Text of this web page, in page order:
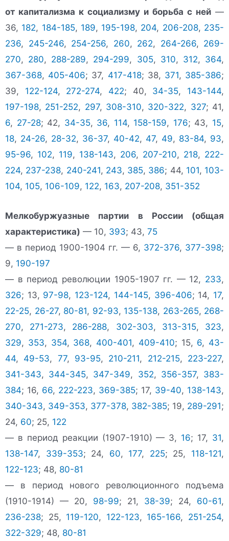
от капитализма к социализму и борьба с ней —
36, 182, 184-185, 189, 195-198, 204, 206-208, 235-
236, 245-246, 254-256, 260, 262, 264-266, 269-
270, 280, 288-289, 294-299, 305, 310, 312, 364,
367-368, 405-406; 37, 417-418; 38, 371, 385-386;
39, 122-124, 272-274, 422; 40, 34-35, 143-144,
197-198, 251-252, 297, 308-310, 320-322, 327; 41,
6, 27-28; 42, 34-35, 36, 114, 158-159, 176; 43, 15,
18, 24-26, 28-32, 36-37, 40-42, 47, 49, 83-84, 93,
95-96, 102, 119, 138-143, 206, 207-210, 218, 222-
224, 237-238, 240-241, 243, 385, 386; 44, 101, 103-
104, 105, 106-109, 122, 163, 207-208, 351-352
Мелкобуржуазные партии в России (общая
характеристика) — 10, 393; 43, 75
— в период 1900-1904 гг. — 6, 372-376, 377-398;
9, 190-197
— в период революции 1905-1907 гг. — 12, 233,
326; 13, 97-98, 123-124, 144-145, 396-406; 14, 17,
22-25, 26-27, 80-81, 92-93, 135-138, 263-265, 268-
270, 271-273, 286-288, 302-303, 313-315, 323,
329, 353, 354, 368, 400-401, 409-410; 15, 6, 43-
44, 49-53, 77, 93-95, 210-211, 212-215, 223-227,
341-343, 344-345, 347-349, 352, 356-357, 383-
384; 16, 66, 222-223, 369-385; 17, 39-40, 138-143,
340-343, 349-353, 377-378, 382-385; 19, 289-291;
24, 60; 25, 122
— в период реакции (1907-1910) — 3, 16; 17, 31,
138-147, 339-353; 24, 60, 177, 225; 25, 118-121,
122-123; 48, 80-81
— в период нового революционного подъема
(1910-1914) — 20, 98-99; 21, 38-39; 24, 60-61,
236-238; 25, 119-120, 122-123, 165-166, 251-254,
322-329; 48, 80-81